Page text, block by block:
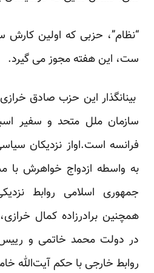
“نظام”، حزبی که اولین کارش
ست، این هفته مجوز می گیرد.
بینانگذار این حزب صادق
سازمان ملل متحد و سفیر
فرانسه است.اواز نزدیکان
به واسطه ازدواج خواهرش با
جمهوری اسلامی روابط
همچنین برادرزاده کمال
در دولت محمد خاتمی و رییس
روابط خارجی با حکم آیت‌الله